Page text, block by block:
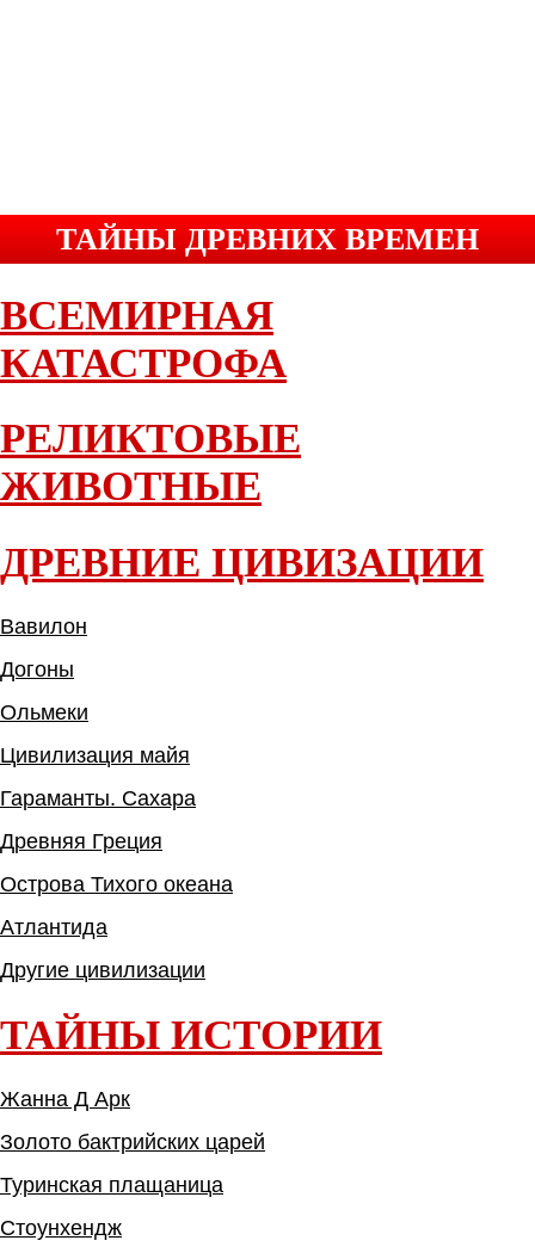
ТАЙНЫ ДРЕВНИХ ВРЕМЕН
ВСЕМИРНАЯ
КАТАСТРОФА
РЕЛИКТОВЫЕ
ЖИВОТНЫЕ
ДРЕВНИЕ ЦИВИЗАЦИИ
Вавилон
Догоны
Ольмеки
Цивилизация майя
Гараманты. Сахара
Древняя Греция
Острова Тихого океана
Атлантида
Другие цивилизации
ТАЙНЫ ИСТОРИИ
Жанна Д Арк
Золото бактрийских царей
Туринская плащаница
Стоунхендж